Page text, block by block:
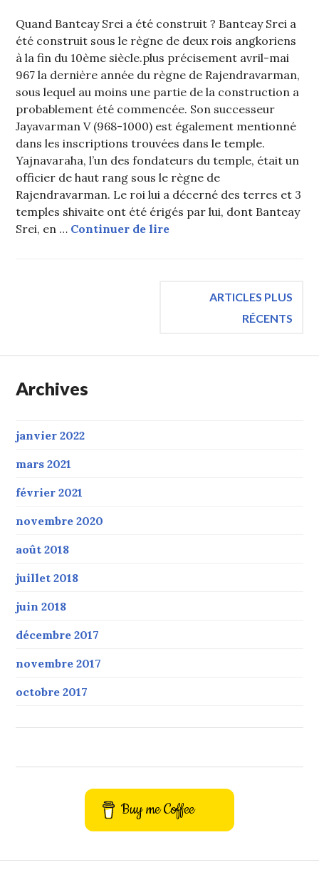
Quand Banteay Srei a été construit ? Banteay Srei a
été construit sous le règne de deux rois angkoriens
à la fin du 10ème siècle.plus précisement avril-mai
967 la dernière année du règne de Rajendravarman,
sous lequel au moins une partie de la construction a
probablement été commencée. Son successeur
Jayavarman V (968-1000) est également mentionné
dans les inscriptions trouvées dans le temple.
Yajnavaraha, l’un des fondateurs du temple, était un
officier de haut rang sous le règne de
Rajendravarman. Le roi lui a décerné des terres et 3
temples shivaite ont été érigés par lui, dont Banteay
Srei, en … Continuer de lireAngkor : Banteay Srei –
articles
ARTICLES PLUS
RÉCENTS
Archives
janvier 2022
mars 2021
février 2021
novembre 2020
août 2018
juillet 2018
juin 2018
décembre 2017
novembre 2017
octobre 2017
Buy me Coffee